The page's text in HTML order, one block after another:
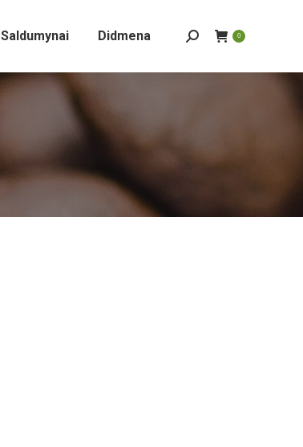
Saldumynai Didmena Search: 0